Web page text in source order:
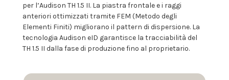
per l’Audison TH 1.5 II. La piastra frontale e i raggi
anteriori ottimizzati tramite FEM (Metodo degli
Elementi Finiti) migliorano il pattern di dispersione. La
tecnologia Audison eID garantisce la tracciabilità del
TH 1.5 II dalla fase di produzione fino al proprietario.